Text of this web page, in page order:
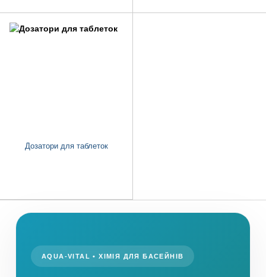
AQUA-VITAL • ХІМІЯ ДЛЯ БАСЕЙНІВ
Дозатори для таблеток